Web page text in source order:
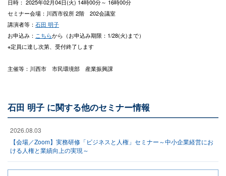
日時： 2025年02月04日(火) 14時00分～ 16時00分
セミナー会場：川西市役所 2階 202会議室
講演者等： 石田 明子
お申込み： こちらから（お申込み期限：1/28(火)まで）
※定員に達し次第、受付終了します
主催等：川西市 市民環境部 産業振興課
石田 明子 に関する他のセミナー情報
2026.08.03
【会場／Zoom】実務研修「ビジネスと人権」セミナー～中小企業経営にお
ける人権と業績向上の実現～